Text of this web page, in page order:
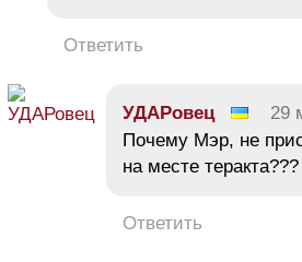
Ответить
УДАРовец 29
Почему Мэр, не
на месте
Ответить